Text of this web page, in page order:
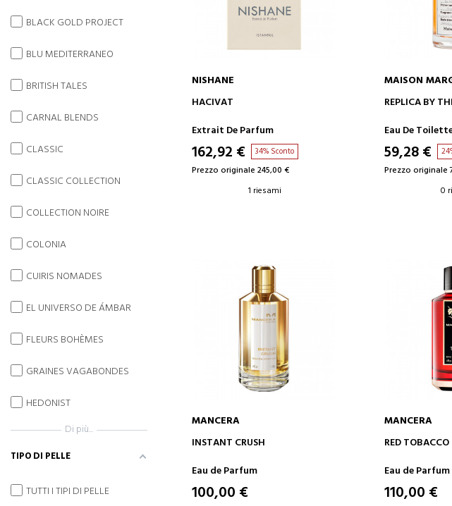
AGGIUNGI AL CARRELLO
NISHANE
HACIVAT
Extrait De Parfum
162,92 € 34% Sconto
Prezzo originale 245,00 €
1 riesami
AGGIUNGI
MAISON
REPLICA
Eau De
59,28 €
Prezzo originale
0
AGGIUNGI AL CARRELLO
MANCERA
INSTANT CRUSH
Eau de Parfum
100,00 €
AGGIUNGI
MANCERA
RED TOBACCO
Eau de Parfum
110,00 €
BLACK GOLD PROJECT
BLU MEDITERRANEO
BRITISH TALES
CARNAL BLENDS
CLASSIC
CLASSIC COLLECTION
COLLECTION NOIRE
COLONIA
CUIRIS NOMADES
EL UNIVERSO DE ÁMBAR
FLEURS BOHÈMES
GRAINES VAGABONDES
HEDONIST
Di più...
TIPO DI PELLE
TUTTI I TIPI DI PELLE